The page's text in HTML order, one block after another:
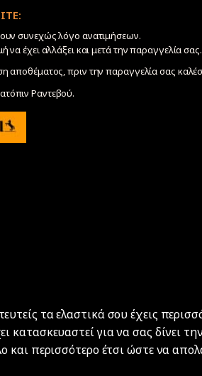
συνεχώς λόγο ανατιμήσεων.
να έχει αλλάξει και μετά την παραγγελία σας.
αποθέματος, πριν την παραγγελία σας
Ραντεβού.
τα ελαστικά σου έχεις
κατασκευαστεί για να σας δίνει
και περισσότερο έτσι ώστε να